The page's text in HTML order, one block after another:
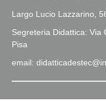
Largo Lucio Lazzarino,
Segreteria Didattica: Via
Pisa
email: